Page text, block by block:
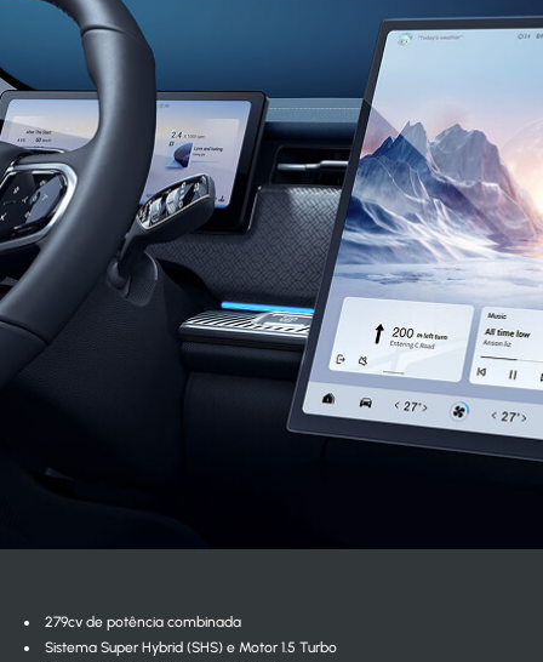
279cv de potência combinada
Sistema Super Hybrid (SHS) e Motor 1.5 Turbo